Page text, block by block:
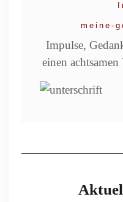
meine-
Impulse,
einen